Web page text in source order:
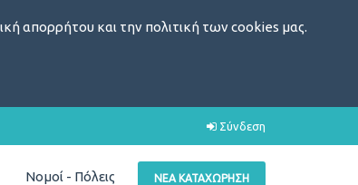
απορρήτου και την πολιτική των cookies μας.
Σύνδεση
ΝΈΑ ΚΑΤΑΧΏΡΗΣΗ
Νομοί - Πόλεις